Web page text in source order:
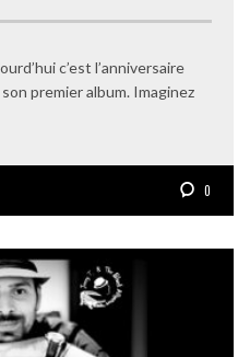
c’est l’anniversaire
premier album. Imaginez
0